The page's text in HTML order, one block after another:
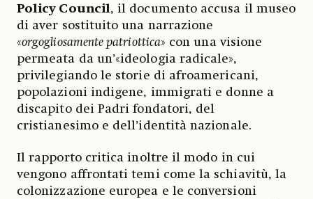
Policy Council, il documento accusa il museo
di aver sostituito una narrazione
«orgogliosamente patriottica» con una visione
permeata da un’«ideologia radicale»,
privilegiando le storie di afroamericani,
popolazioni indigene, immigrati e donne a
discapito dei Padri fondatori, del
cristianesimo e dell’identità nazionale.
Il rapporto critica inoltre il modo in cui
vengono affrontati temi come la schiavitù, la
colonizzazione europea e le conversioni